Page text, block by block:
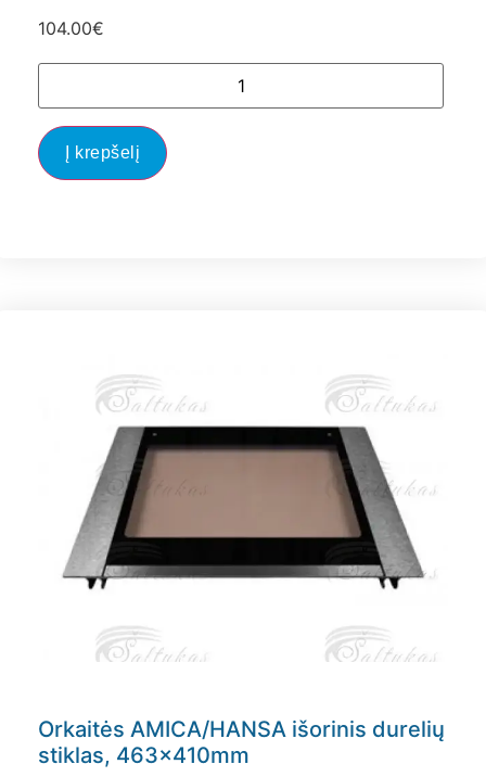
104.00€
Į krepšelį
Orkaitės AMICA/HANSA išorinis durelių
stiklas, 463x410mm